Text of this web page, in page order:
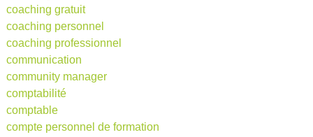
coaching gratuit
coaching personnel
coaching professionnel
communication
community manager
comptabilité
comptable
compte personnel de formation